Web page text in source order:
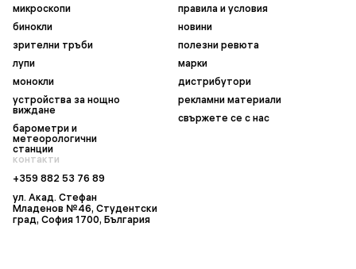
микроскопи
бинокли
зрителни тръби
лупи
монокли
устройства за нощно
виждане
барометри и
метеорологични
станции
правила и условия
новини
полезни ревюта
марки
дистрибутори
рекламни материали
свържете се с нас
контакти
+359 882 53 76 89
ул. Акад. Стефан
Младенов №46, Студентски
град, София 1700, България